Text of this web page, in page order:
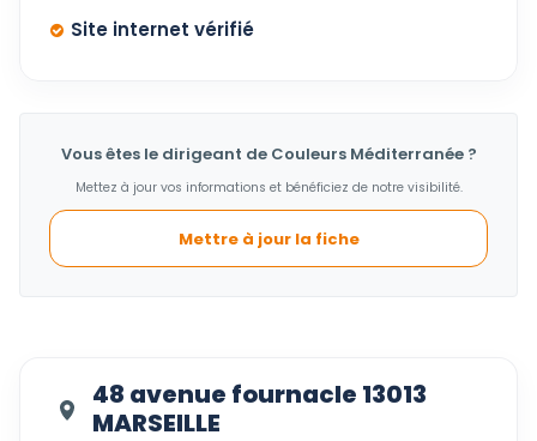
Site internet vérifié
Vous êtes le dirigeant de Couleurs Méditerranée ?
Mettez à jour vos informations et bénéficiez de notre visibilité.
Mettre à jour la fiche
48 avenue fournacle 13013
MARSEILLE